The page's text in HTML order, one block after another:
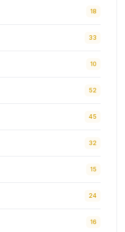
18
33
10
52
45
32
15
24
16